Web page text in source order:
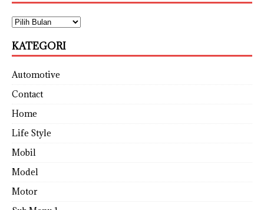
KATEGORI
Automotive
Contact
Home
Life Style
Mobil
Model
Motor